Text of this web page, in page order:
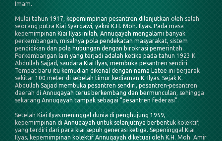
Imam.
Mulai tahun 1917, kepemimpinan pesantren dilanjutkan oleh salah
seorang putra Kiai Syarqawi, yakni K.H. Moh. Ilyas. Pada masa
kepemimpinan Kiai Ilyas inilah, Annuqayah mengalami banyak
perkembangan, misalnya pola pendekatan masyarakat, sistem
pendidikan dan pola hubungan dengan birokrasi pemerintah.
Perkembangan lain yang terjadi adalah ketika pada tahun 1923 K.
Abdullah Sajjad, saudara Kiai Ilyas, membuka pesantren sendiri.
Tempat baru itu kemudian dikenal dengan nama Latee ini berjarak
sekitar 100 meter di sebelah timur kediaman K. Ilyas. Sejak K.
Abdullah Sajjad membuka pesantren sendiri, pesantren-pesantren
daerah di Annuqayah terus berkembang dan bermunculan, sehingga
sekarang Annuqayah tampak sebagai "pesantren federasi".
Setelah Kiai Ilyas meninggal dunia di penghujung 1959,
kepemimpinan di Annuqayah untuk selanjutnya berbentuk kolektif,
yang terdiri dari para kiai sepuh generasi ketiga. Sepeninggal Kiai
Ilyas, kepemimpinan kolektif Annuqayah diketuai oleh K.H. Moh. Amir